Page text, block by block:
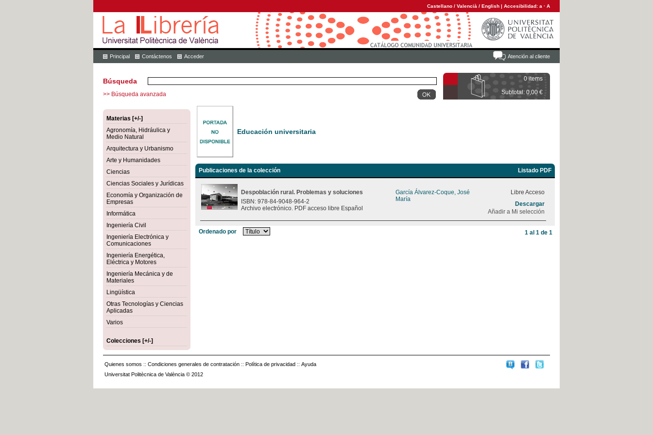
Castellano / Valencià / English | Accesibilidad: a · A
Atención al cliente
Principal Contáctenos Acceder
0 items
Subtotal: 0,00 €
Búsqueda
>> Búsqueda avanzada
Materias [+/-]
Agronomía, Hidráulica y
Medio Natural
Arquitectura y Urbanismo
Arte y Humanidades
Ciencias
Ciencias Sociales y Jurídicas
Economía y Organización de
Empresas
Informática
Ingeniería Civil
Ingeniería Electrónica y
Comunicaciones
Ingeniería Energética,
Eléctrica y Motores
Ingeniería Mecánica y de
Materiales
Lingüística
Otras Tecnologías y Ciencias
Aplicadas
Varios
Colecciones [+/-]
Educación universitaria
Publicaciones de la colección Listado PDF
Despoblación rural. Problemas y soluciones
ISBN: 978-84-9048-964-2
Archivo electrónico. PDF acceso libre Español
García Álvarez-Coque, José
María
Libre Acceso
Descargar
Añadir a Mi selección
Ordenado por 1 al 1 de 1
Quienes somos :: Condiciones generales de contratación :: Política de privacidad :: Ayuda
Universitat Politècnica de València © 2012